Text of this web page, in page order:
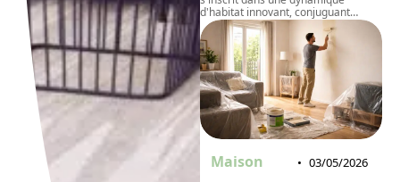
d'habitat innovant, conjuguant…
Maison 03/05/2026